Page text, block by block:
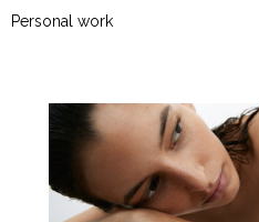
Personal work